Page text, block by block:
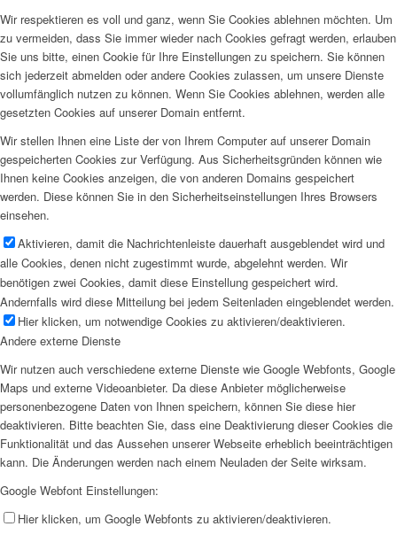
Wir respektieren es voll und ganz, wenn Sie Cookies ablehnen möchten. Um
zu vermeiden, dass Sie immer wieder nach Cookies gefragt werden, erlauben
Sie uns bitte, einen Cookie für Ihre Einstellungen zu speichern. Sie können
sich jederzeit abmelden oder andere Cookies zulassen, um unsere Dienste
vollumfänglich nutzen zu können. Wenn Sie Cookies ablehnen, werden alle
gesetzten Cookies auf unserer Domain entfernt.
Wir stellen Ihnen eine Liste der von Ihrem Computer auf unserer Domain
gespeicherten Cookies zur Verfügung. Aus Sicherheitsgründen können wie
Ihnen keine Cookies anzeigen, die von anderen Domains gespeichert
werden. Diese können Sie in den Sicherheitseinstellungen Ihres Browsers
einsehen.
Aktivieren, damit die Nachrichtenleiste dauerhaft ausgeblendet wird und
alle Cookies, denen nicht zugestimmt wurde, abgelehnt werden. Wir
benötigen zwei Cookies, damit diese Einstellung gespeichert wird.
Andernfalls wird diese Mitteilung bei jedem Seitenladen eingeblendet werden.
Hier klicken, um notwendige Cookies zu aktivieren/deaktivieren.
Andere externe Dienste
Wir nutzen auch verschiedene externe Dienste wie Google Webfonts, Google
Maps und externe Videoanbieter. Da diese Anbieter möglicherweise
personenbezogene Daten von Ihnen speichern, können Sie diese hier
deaktivieren. Bitte beachten Sie, dass eine Deaktivierung dieser Cookies die
Funktionalität und das Aussehen unserer Webseite erheblich beeinträchtigen
kann. Die Änderungen werden nach einem Neuladen der Seite wirksam.
Google Webfont Einstellungen:
Hier klicken, um Google Webfonts zu aktivieren/deaktivieren.